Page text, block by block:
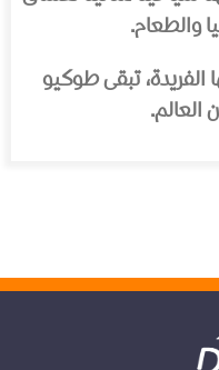
والطعام.
الفريدة، تبقى طوكيو
العالم.